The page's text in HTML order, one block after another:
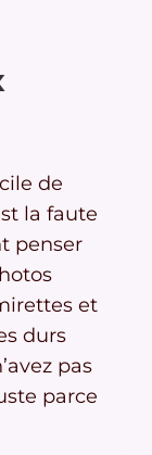
de
la faute
penser
et
durs
pas
parce